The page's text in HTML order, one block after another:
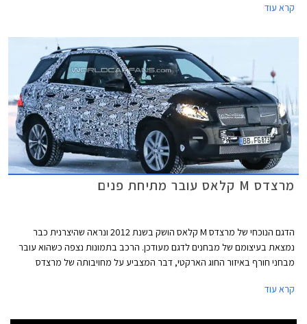
ועוצמת הבלימה תפחת.
קרא עוד
מרצדס M קלאס עובר מתיחת פנים
הדגם הנוכחי של מרצדס M קלאס הושק בשנת 2012 ונראה שהיצרנית כבר
נמצאת בעיצומם של מבחנים לדגם מעודכן. הרכב בתמונות נצפה כשהוא עובר
מבחני חורף באיזור החוג הארקטי, דבר המצביע על מחויבותה של מרצדס
קרא עוד